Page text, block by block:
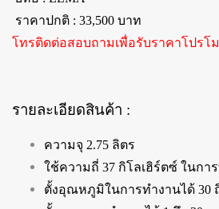
ราคาปกติ : 33,500 บาท
โทรติดต่อสอบถามเพื่อรับราคาโปรโ
รายละเอียดสินค้า :
ความจุ 2.75 ลิตร
ใช้ความถี่ 37 กิโลเฮิร์ตซ์ ในก
ตั้งอุณหภูมิในการทำงานได้ 30